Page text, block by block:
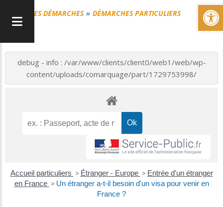
MES DÉMARCHES DÉMARCHES PARTICULIERS
debug - info : /var/www/clients/client0/web1/web/wp-
content/uploads/comarquage/part/1729753998/
Accueil particuliers > Étranger - Europe > Entrée d'un étranger
en France > Un étranger a-t-il besoin d'un visa pour venir en
France ?